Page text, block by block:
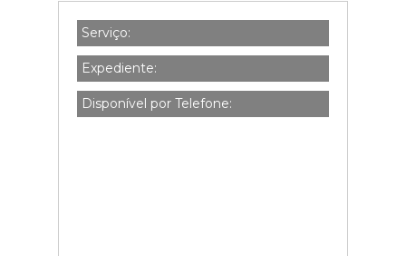
Serviço:
Expediente:
Disponível por Telefone: